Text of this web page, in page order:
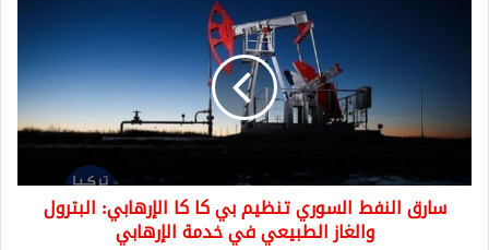
كا
البترول
والغاز
الطبيعي
سارق النفط السوري تنظيم بي كا كا الإرهابي: البترول
والغاز الطبيعي في خدمة الإرهابي